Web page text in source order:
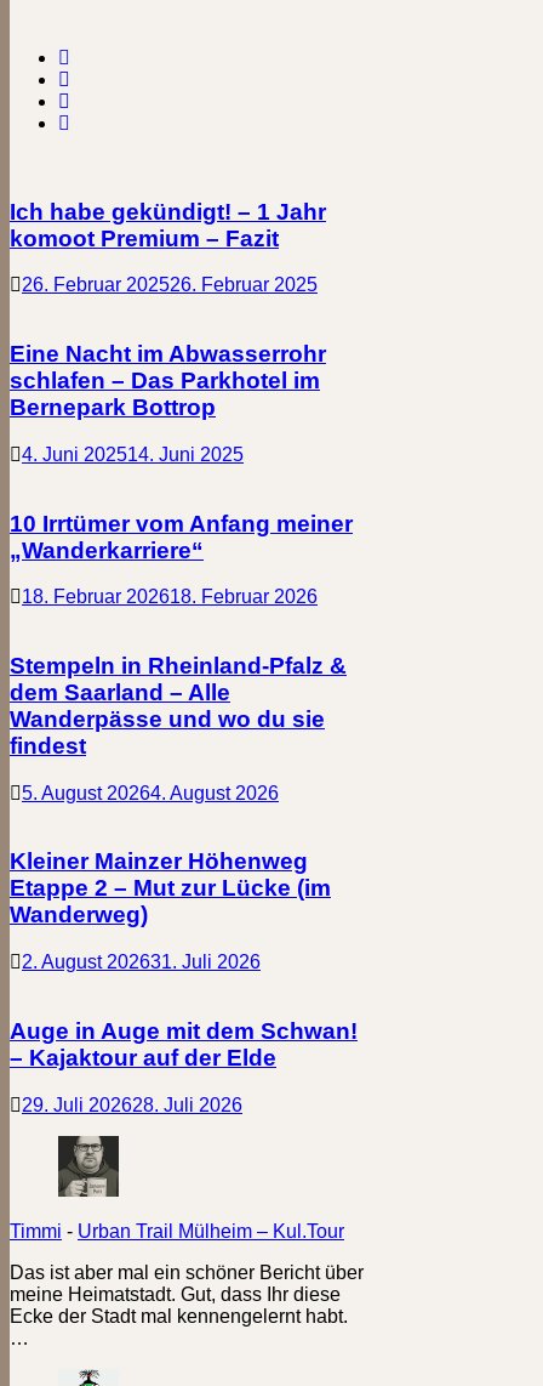
Ich habe gekündigt! – 1 Jahr
komoot Premium – Fazit
26. Februar 202526. Februar 2025
Eine Nacht im Abwasserrohr
schlafen – Das Parkhotel im
Bernepark Bottrop
4. Juni 202514. Juni 2025
10 Irrtümer vom Anfang meiner
„Wanderkarriere“
18. Februar 202618. Februar 2026
Stempeln in Rheinland-Pfalz &
dem Saarland – Alle
Wanderpässe und wo du sie
findest
5. August 20264. August 2026
Kleiner Mainzer Höhenweg
Etappe 2 – Mut zur Lücke (im
Wanderweg)
2. August 202631. Juli 2026
Auge in Auge mit dem Schwan!
– Kajaktour auf der Elde
29. Juli 202628. Juli 2026
Timmi - Urban Trail Mülheim – Kul.Tour
Das ist aber mal ein schöner Bericht über
meine Heimatstadt. Gut, dass Ihr diese
Ecke der Stadt mal kennengelernt habt.
…